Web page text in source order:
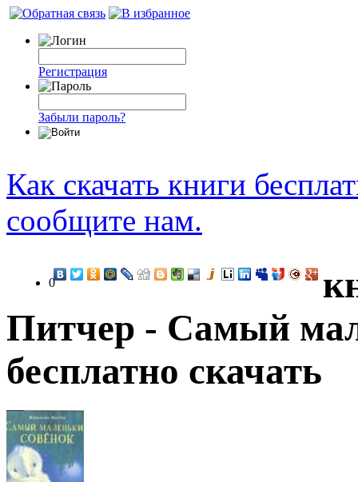
Регистрация
Забыли пароль?
Как скачать книги
сообщите нам.
0
Питчер - Самый
бесплатно скачать